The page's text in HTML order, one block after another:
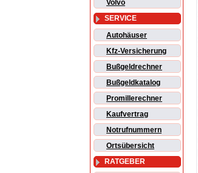
Volvo
SERVICE
Autohäuser
Kfz-Versicherung
Bußgeldrechner
Bußgeldkatalog
Promillerechner
Kaufvertrag
Notrufnummern
Ortsübersicht
RATGEBER